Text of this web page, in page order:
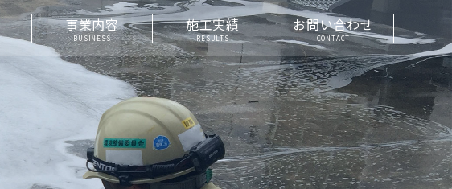
事業内容
BUSINESS
施工実績
RESULTS
お問い合わせ
CONTACT